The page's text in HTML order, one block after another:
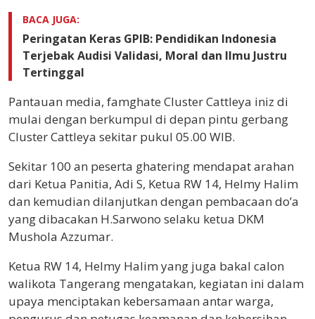
BACA JUGA:
Peringatan Keras GPIB: Pendidikan Indonesia
Terjebak Audisi Validasi, Moral dan Ilmu Justru
Tertinggal
Pantauan media, famghate Cluster Cattleya iniz di
mulai dengan berkumpul di depan pintu gerbang
Cluster Cattleya sekitar pukul 05.00 WIB.
Sekitar 100 an peserta ghatering mendapat arahan
dari Ketua Panitia, Adi S, Ketua RW 14, Helmy Halim
dan kemudian dilanjutkan dengan pembacaan do’a
yang dibacakan H.Sarwono selaku ketua DKM
Mushola Azzumar.
Ketua RW 14, Helmy Halim yang juga bakal calon
walikota Tangerang mengatakan, kegiatan ini dalam
upaya menciptakan kebersamaan antar warga,